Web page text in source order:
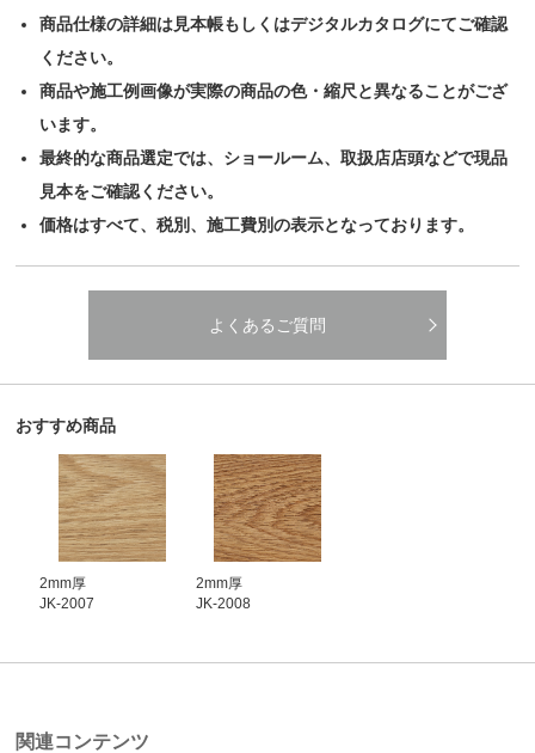
商品仕様の詳細は見本帳もしくはデジタルカタログにてご確認
ください。
商品や施工例画像が実際の商品の色・縮尺と異なることがござ
います。
最終的な商品選定では、ショールーム、取扱店店頭などで現品
見本をご確認ください。
価格はすべて、税別、施工費別の表示となっております。
よくあるご質問
おすすめ商品
2mm厚
JK-2007
2mm厚
JK-2008
関連コンテンツ